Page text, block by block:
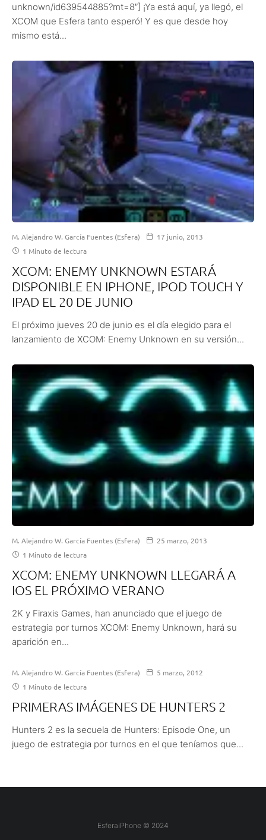
unknown/id639544885?mt=8″] ¡Ya está aquí, ya llegó, el
XCOM que Esfera tanto esperó! Y es que desde hoy
mismo está...
M. Alejandro W. García Fuentes (Esfera)
17 junio, 2013
1 Minuto de lectura
XCOM: ENEMY UNKNOWN ESTARÁ
DISPONIBLE EN IPHONE, IPOD TOUCH Y
IPAD EL 20 DE JUNIO
El próximo jueves 20 de junio es el día elegido para el
lanzamiento de XCOM: Enemy Unknown en su versión...
M. Alejandro W. García Fuentes (Esfera)
25 marzo, 2013
1 Minuto de lectura
XCOM: ENEMY UNKNOWN LLEGARÁ A
IOS EL PRÓXIMO VERANO
2K y Firaxis Games, han anunciado que el juego de
estrategia por turnos XCOM: Enemy Unknown, hará su
aparición en...
M. Alejandro W. García Fuentes (Esfera)
5 marzo, 2012
1 Minuto de lectura
PRIMERAS IMÁGENES DE HUNTERS 2
Hunters 2 es la secuela de Hunters: Episode One, un
juego de estrategia por turnos en el que teníamos que...
EsferaiPhone © 2024